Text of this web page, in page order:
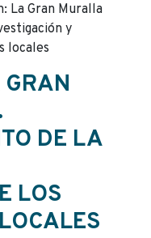
La Gran Muralla
y
locales
DE LA
LOS